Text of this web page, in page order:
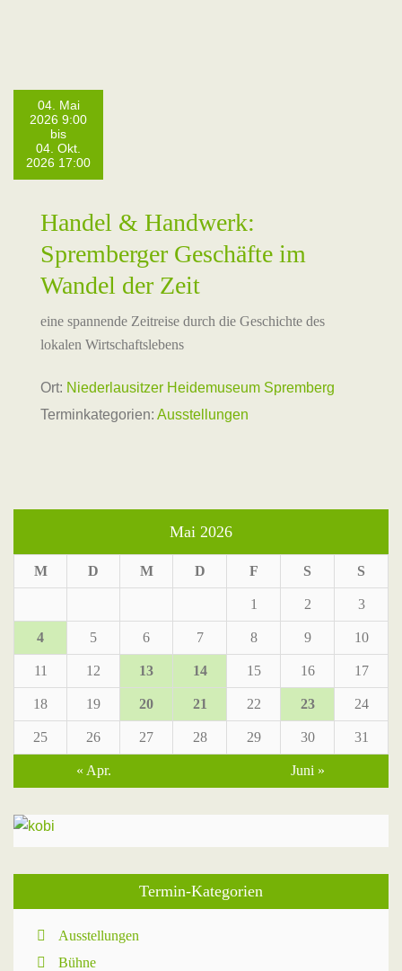
04. Mai
2026 9:00
bis
04. Okt.
2026 17:00
Handel & Handwerk:
Spremberger Geschäfte im
Wandel der Zeit
eine spannende Zeitreise durch die Geschichte des
lokalen Wirtschaftslebens
Ort: Niederlausitzer Heidemuseum Spremberg
Terminkategorien: Ausstellungen
Mai 2026
M D M D F S S
1 2 3
4 5 6 7 8 9 10
11 12 13 14 15 16 17
18 19 20 21 22 23 24
25 26 27 28 29 30 31
« Apr. Juni »
Termin-Kategorien
Ausstellungen
Bühne